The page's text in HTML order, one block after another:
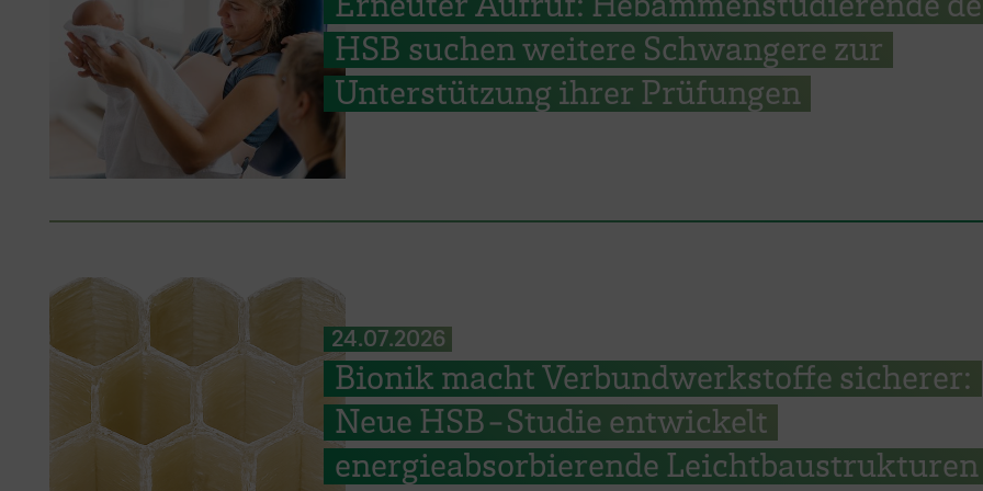
HSB suchen weitere Schwangere zur
Unterstützung ihrer Prüfungen
24.07.2026
Bionik macht Verbundwerkstoffe sicherer:
Neue HSB-Studie entwickelt
energieabsorbierende